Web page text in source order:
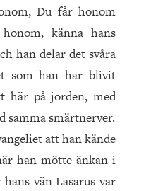
Du får honom
känna hans
han delar det svåra
som han har blivit
här på jorden, med
samma smärtnerver.
att han kände
han mötte änkan i
vän Lasarus var